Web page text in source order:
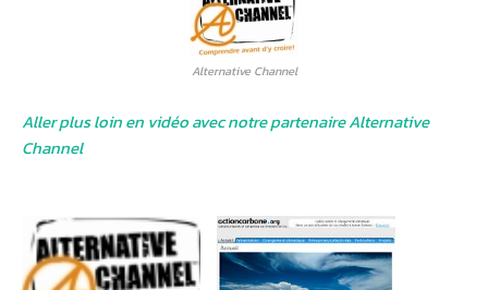
Alternative Channel
Aller plus loin en vidéo avec notre partenaire Alternative
Channel